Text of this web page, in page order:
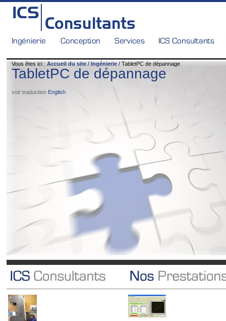
Vous êtes ici : Accueil du site/ Ingénierie/ TabletPC de dépannage
TabletPC de dépannage
voir traduction English